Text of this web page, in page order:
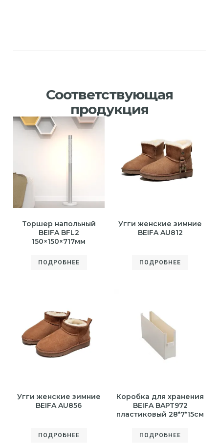
Соответствующая
продукция
Торшер напольный
BEIFA BFL2
150×150×717мм
ПОДРОБНЕЕ
Угги женские зимние
BEIFA AU812
ПОДРОБНЕЕ
Угги женские зимние
BEIFA AU856
ПОДРОБНЕЕ
Коробка для хранения
BEIFA BAPT972
пластиковый 28*7*15см
ПОДРОБНЕЕ